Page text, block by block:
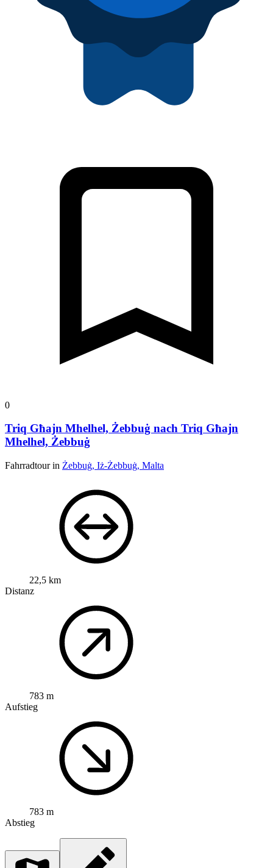
0
Triq Għajn Mhelhel, Żebbuġ nach Triq Għajn
Mhelhel, Żebbuġ
Fahrradtour in Żebbuġ, Iż-Żebbuġ, Malta
22,5 km
Distanz
783 m
Aufstieg
783 m
Abstieg